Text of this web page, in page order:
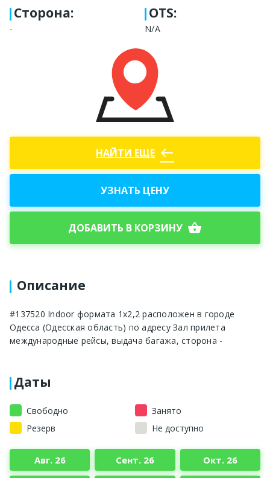
Сторона:
-
OTS:
N/A
НАЙТИ ЕЩЕ west
УЗНАТЬ ЦЕНУ
ДОБАВИТЬ В КОРЗИНУ shopping_basket
Описание
#137520 Indoor формата 1х2,2 расположен в городе
Одесса (Одесская область) по адресу Зал прилета
международные рейсы, выдача багажа, сторона -
Даты
Свободно
Занято
Резерв
Не доступно
Авг. 26 Сент. 26 Окт. 26